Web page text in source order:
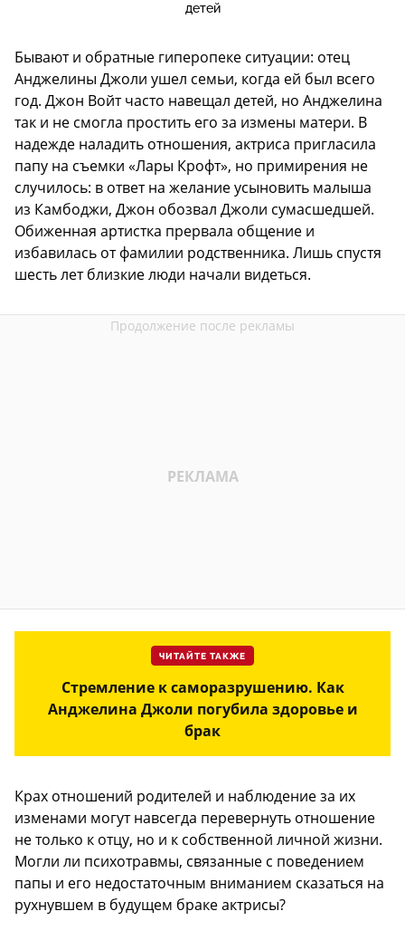
детей
Бывают и обратные гиперопеке ситуации: отец
Анджелины Джоли ушел семьи, когда ей был всего
год. Джон Войт часто навещал детей, но Анджелина
так и не смогла простить его за измены матери. В
надежде наладить отношения, актриса пригласила
папу на съемки «Лары Крофт», но примирения не
случилось: в ответ на желание усыновить малыша
из Камбоджи, Джон обозвал Джоли сумасшедшей.
Обиженная артистка прервала общение и
избавилась от фамилии родственника. Лишь спустя
шесть лет близкие люди начали видеться.
ЧИТАЙТЕ ТАКЖЕ
Стремление к саморазрушению. Как
Анджелина Джоли погубила здоровье и
брак
Крах отношений родителей и наблюдение за их
изменами могут навсегда перевернуть отношение
не только к отцу, но и к собственной личной жизни.
Могли ли психотравмы, связанные с поведением
папы и его недостаточным вниманием сказаться на
рухнувшем в будущем браке актрисы?